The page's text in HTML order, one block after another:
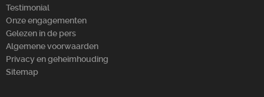
Testimonial
Onze engagementen
Gelezen in de pers
Algemene voorwaarden
Privacy en geheimhouding
Sitemap